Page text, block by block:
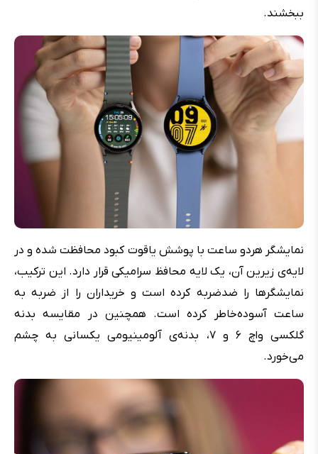
ببخشند.
نمایشگر هردو ساعت با پوشش یاقوت کبود محافظت شده و در
لایه‌ی زیرین آن، یک لایه محافظ سرامیکی قرار دارد. این ترکیب،
نمایشگرها را ضدضربه کرده است و خریداران را از ضربه به
ساعت آسوده‌خاطر کرده است. همچنین در مقایسه بدنه
گلکسی واچ ۶ و ۷، بدنه‌ی آلومینیومی یکسانی به چشم
می‌خورد.